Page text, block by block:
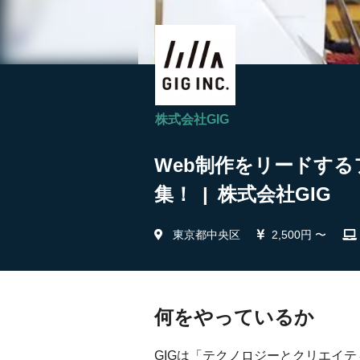
株式会社GIG
Web制作をリードす
集！ | 株式会社GIG
東京都中央区 2,500円 〜
何をやっているか
GIGは「テクノロジーとクリエイ